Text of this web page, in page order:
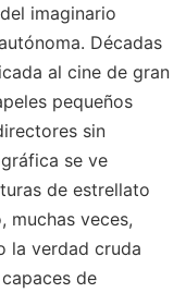
imaginario
Décadas
al cine de gran
pequeños
sin
se ve
de estrellato
muchas veces,
la verdad cruda
de